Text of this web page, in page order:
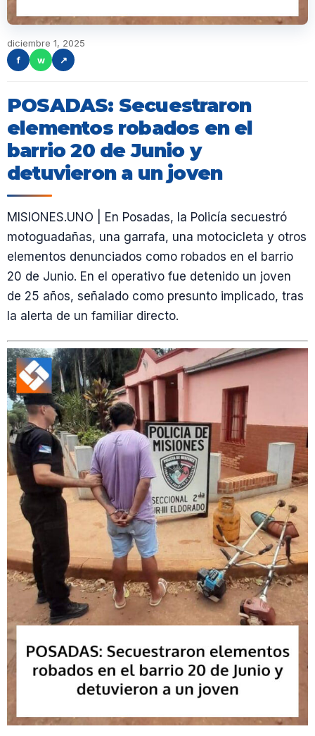
diciembre 1, 2025
f
w ↗
POSADAS: Secuestraron
elementos robados en el
barrio 20 de Junio y
detuvieron a un joven
MISIONES.UNO | En Posadas, la Policía secuestró
motoguadañas, una garrafa, una motocicleta y otros
elementos denunciados como robados en el barrio
20 de Junio. En el operativo fue detenido un joven
de 25 años, señalado como presunto implicado, tras
la alerta de un familiar directo.